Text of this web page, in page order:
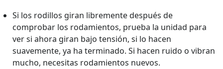
Si los rodillos giran libremente después de
comprobar los rodamientos, prueba la unidad para
ver si ahora giran bajo tensión, si lo hacen
suavemente, ya ha terminado. Si hacen ruido o vibran
mucho, necesitas rodamientos nuevos.